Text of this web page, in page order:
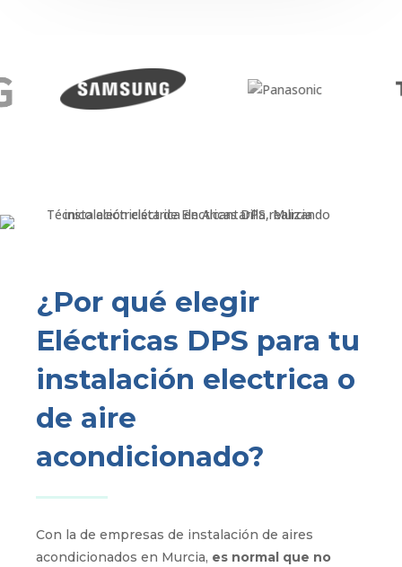
¿Por qué elegir
Eléctricas DPS para tu
instalación electrica o
de aire
acondicionado?
Con la de empresas de instalación de aires
acondicionados en Murcia, es normal que no